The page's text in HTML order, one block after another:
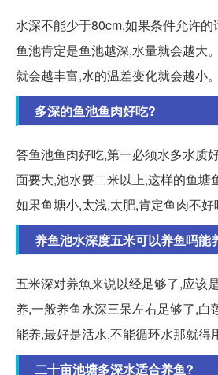
水深不能少于80cm,如果条件允许的
鱼池肯定是鱼池越深,水量就会越大
就会越丰富,水的温差变化就会越小
多深的鱼池鱼肉好吃?
答鱼池鱼肉好吃,第一必须水多水质
面要大,池水要二米以上,这样的鱼塘
如果鱼塘小,太浅,太肥,肯定鱼肉不好
养鱼池水深度五米可以养鱼吗能
五米深对养魚来说以经足够了,应该
养,一般养鱼水深三呆左右足够了,白
能养,最好是活水,不能循环水那就得
二十亩池塘多深水适合养鱼?